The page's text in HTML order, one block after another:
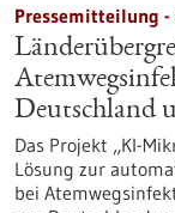
Pressemitteilung -
Deutschland
Das Projekt „KI-
Lösung zur
bei